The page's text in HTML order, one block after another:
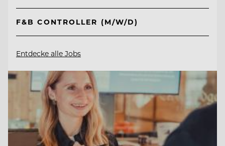
F&B CONTROLLER (M/W/D)
Entdecke alle Jobs